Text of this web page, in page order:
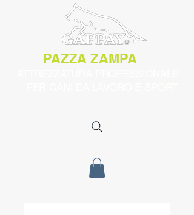
PAZZA ZAMPA